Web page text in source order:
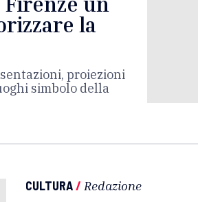
la
proiezioni
simbolo della
CULTURA/ Redazione